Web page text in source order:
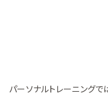
パーソナルトレーニングで